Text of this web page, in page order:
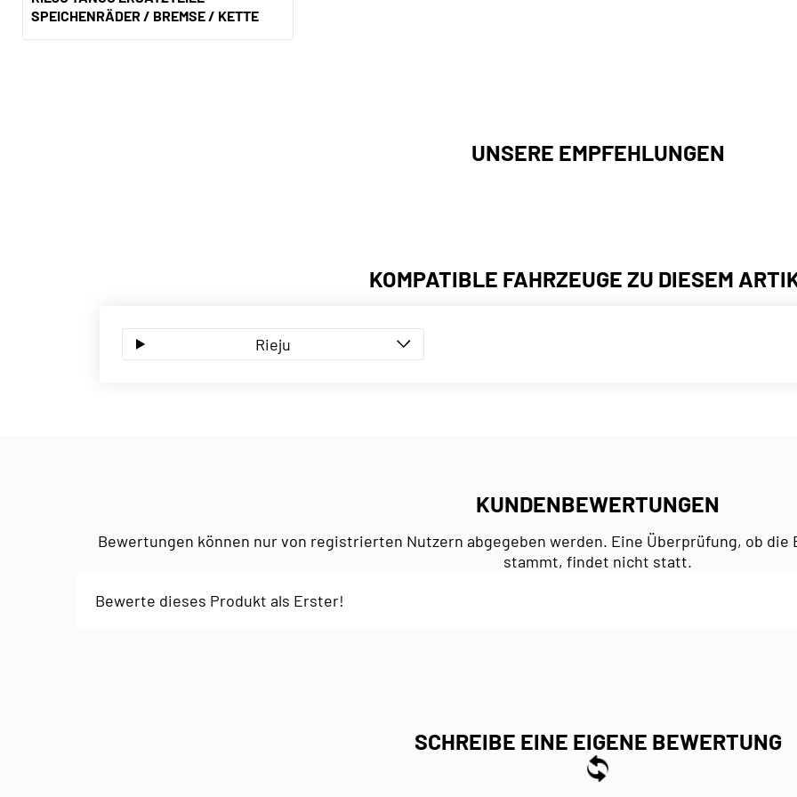
SPEICHENRÄDER / BREMSE / KETTE
UNSERE EMPFEHLUNGEN
KOMPATIBLE FAHRZEUGE ZU DIESEM
Rieju
KUNDENBEWERTUNGEN
Bewertungen können nur von registrierten Nutzern abgegeben werden. Eine Überprüfung, ob
stammt, findet nicht statt.
Bewerte dieses Produkt als Erster!
SCHREIBE EINE EIGENE BEWERTUNG